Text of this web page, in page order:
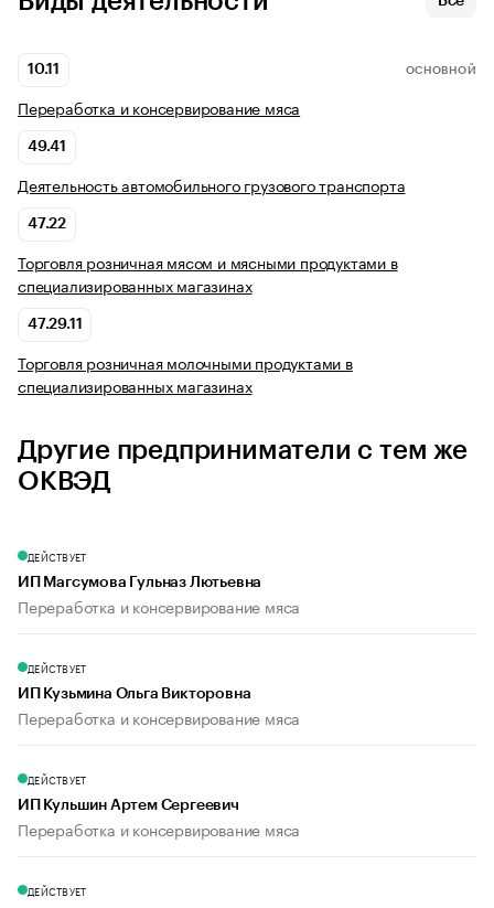
10.11 ОСНОВНОЙ
Переработка и консервирование мяса
49.41
Деятельность автомобильного грузового транспорта
47.22
Торговля розничная мясом и мясными продуктами в
специализированных магазинах
47.29.11
Торговля розничная молочными продуктами в
специализированных магазинах
Другие предприниматели с тем же
ОКВЭД
ДЕЙСТВУЕТ
ИП Магсумова Гульназ Лютьевна
Переработка и консервирование мяса
ДЕЙСТВУЕТ
ИП Кузьмина Ольга Викторовна
Переработка и консервирование мяса
ДЕЙСТВУЕТ
ИП Кульшин Артем Сергеевич
Переработка и консервирование мяса
ДЕЙСТВУЕТ